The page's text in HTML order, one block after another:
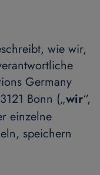
wie wir,
Germany
Bonn („wir“,
einzelne
speichern